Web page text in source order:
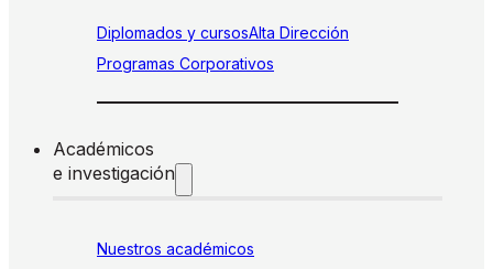
Diplomados y cursosAlta Dirección
Programas Corporativos
Académicos
e investigación
Nuestros académicos